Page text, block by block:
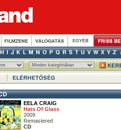
EELA CRAIG
Hats Of Glass
2009
Remastered
CD